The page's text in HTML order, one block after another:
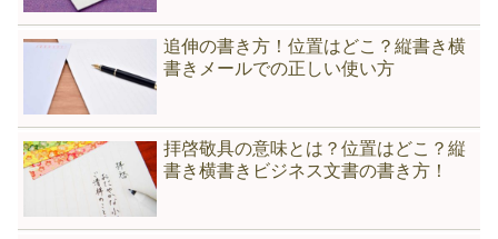
追伸の書き方！位置はどこ？縦書き横
書きメールでの正しい使い方
拝啓敬具の意味とは？位置はどこ？縦
書き横書きビジネス文書の書き方！